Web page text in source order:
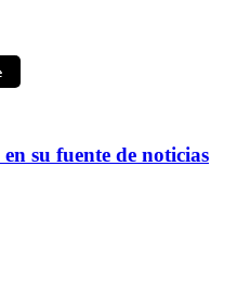
en su fuente de noticias